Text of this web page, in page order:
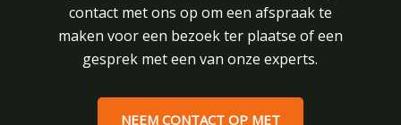
contact met ons op om een afspraak te
maken voor een bezoek ter plaatse of een
gesprek met een van onze experts.
NEEM CONTACT OP MET